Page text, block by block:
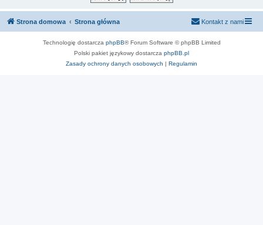
Strona domowa Strona główna Kontakt z nami
Technologię dostarcza phpBB® Forum Software © phpBB Limited
Polski pakiet językowy dostarcza phpBB.pl
Zasady ochrony danych osobowych | Regulamin